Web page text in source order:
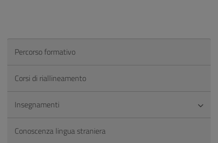
Percorso formativo
Corsi di riallineamento
Insegnamenti
Conoscenza lingua straniera